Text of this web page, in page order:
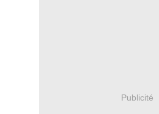
Publicité